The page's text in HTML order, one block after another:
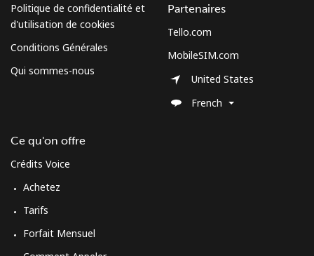
Politique de confidentialité et
d'utilisation de cookies
Conditions Générales
Qui sommes-nous
Ce qu'on offre
Crédits Voice
Achetez
Tarifs
Forfait Mensuel
Partenaires
Tello.com
MobileSIM.com
United States
French